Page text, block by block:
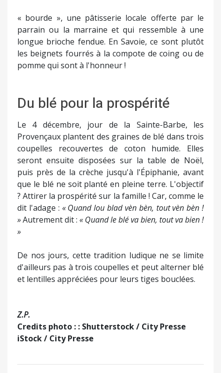
« bourde », une pâtisserie locale offerte par le
parrain ou la marraine et qui ressemble à une
longue brioche fendue. En Savoie, ce sont plutôt
les beignets fourrés à la compote de coing ou de
pomme qui sont à l'honneur !
Du blé pour la prospérité
Le 4 décembre, jour de la Sainte-Barbe, les
Provençaux plantent des graines de blé dans trois
coupelles recouvertes de coton humide. Elles
seront ensuite disposées sur la table de Noël,
puis près de la crèche jusqu'à l'Épiphanie, avant
que le blé ne soit planté en pleine terre. L'objectif
? Attirer la prospérité sur la famille ! Car, comme le
dit l'adage : « Quand lou blad vèn bèn, tout vèn bèn !
»Autrement dit : « Quand le blé va bien, tout va bien !
»
De nos jours, cette tradition ludique ne se limite
d'ailleurs pas à trois coupelles et peut alterner blé
et lentilles appréciées pour leurs tiges bouclées.
Z.P.
Credits photo : : Shutterstock / City Presse
iStock / City Presse